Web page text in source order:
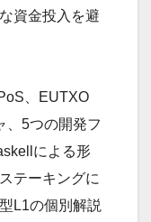
資金投入を避
、EUTXO
、5つの開発フ
による形
テーキングに
L1の個別解説